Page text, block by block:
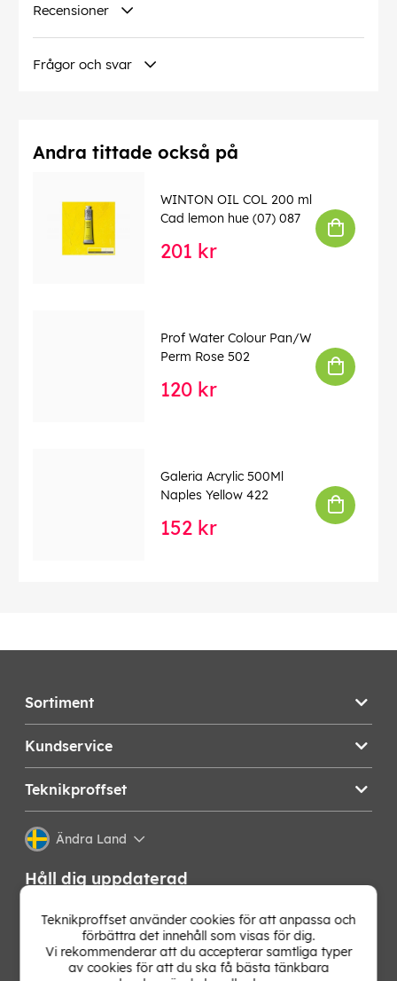
Recensioner
Frågor och svar
Andra tittade också på
WINTON OIL COL 200 ml
Cad lemon hue (07) 087
201 kr
Prof Water Colour Pan/W
Perm Rose 502
120 kr
Galeria Acrylic 500Ml
Naples Yellow 422
152 kr
Sortiment
Kundservice
Teknikproffset
Ändra Land
Håll dig uppdaterad
Få de senaste nyheterna, hetaste erbjudandena och
bästa tipsen från oss direkt i din mejlkorg. Signa upp på
vårt nyhetsbrev!
Teknikproffset använder cookies för att anpassa och
förbättra det innehåll som visas för dig.
Vi rekommenderar att du accepterar samtliga typer
av cookies för att du ska få bästa tänkbara